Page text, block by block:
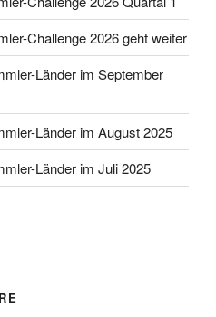
Challenge 2026 geht weiter
Länder im September
Länder im August 2025
Länder im Juli 2025